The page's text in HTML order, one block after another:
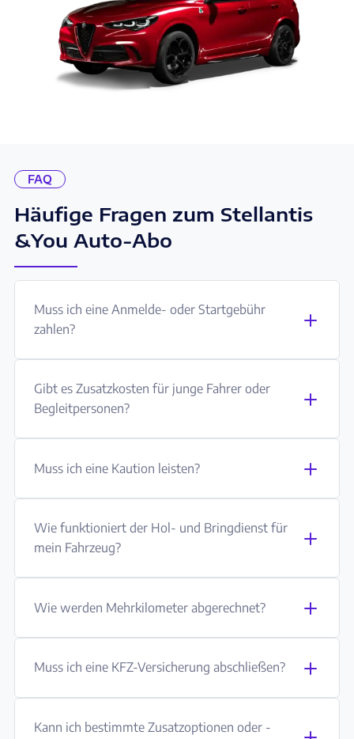
FAQ
Häufige Fragen zum Stellantis
&You Auto-Abo
Muss ich eine Anmelde- oder Startgebühr
zahlen?
Gibt es Zusatzkosten für junge Fahrer oder
Begleitpersonen?
Muss ich eine Kaution leisten?
Wie funktioniert der Hol- und Bringdienst für
mein Fahrzeug?
Wie werden Mehrkilometer abgerechnet?
Muss ich eine KFZ-Versicherung abschließen?
Kann ich bestimmte Zusatzoptionen oder -